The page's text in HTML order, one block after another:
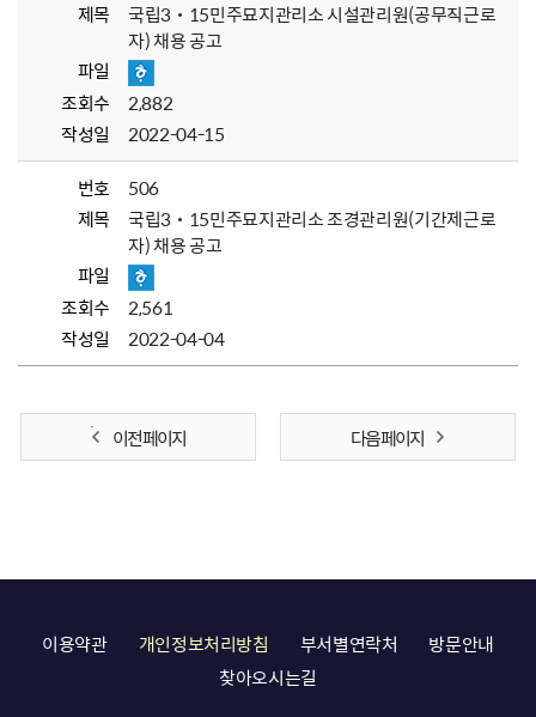
제목
국립3˙15민주묘지관리소 시설관리원(공무직근로
자) 채용 공고
파일
조회수
2,882
작성일
2022-04-15
번호
506
제목
국립3˙15민주묘지관리소 조경관리원(기간제근로
자) 채용 공고
파일
조회수
2,561
작성일
2022-04-04
이전 페이지 다음 페이지
이용약관 개인정보처리방침 부서별연락처
방문안내
찾아오시는길